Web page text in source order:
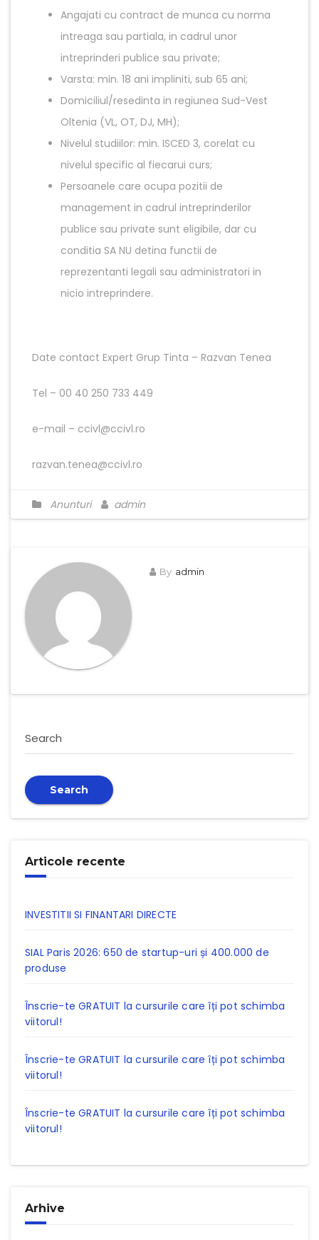
Angajati cu contract de munca cu norma
intreaga sau partiala, in cadrul unor
intreprinderi publice sau private;
Varsta: min. 18 ani impliniti, sub 65 ani;
Domiciliul/resedinta in regiunea Sud-Vest
Oltenia (VL, OT, DJ, MH);
Nivelul studiilor: min. ISCED 3, corelat cu
nivelul specific al fiecarui curs;
Persoanele care ocupa pozitii de
management in cadrul intreprinderilor
publice sau private sunt eligibile, dar cu
conditia SA NU detina functii de
reprezentanti legali sau administratori in
nicio intreprindere.
Date contact Expert Grup Tinta – Razvan Tenea
Tel – 00 40 250 733 449
e-mail – ccivl@ccivl.ro
razvan.tenea@ccivl.ro
Anunturi admin
By admin
Search
Search
Articole recente
INVESTITII SI FINANTARI DIRECTE
SIAL Paris 2026: 650 de startup-uri și 400.000 de
produse
Înscrie-te GRATUIT la cursurile care îți pot schimba
viitorul!
Înscrie-te GRATUIT la cursurile care îți pot schimba
viitorul!
Înscrie-te GRATUIT la cursurile care îți pot schimba
viitorul!
Arhive